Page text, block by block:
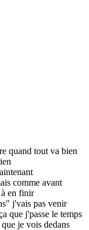
quand tout va bien
comme avant
à en finir
j'vais pas venir
que j'passe le temps
je vois dedans